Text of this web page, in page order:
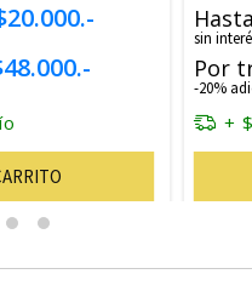
sin
Por
-20%
+